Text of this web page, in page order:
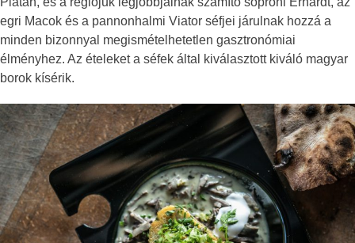
egri Macok és a pannonhalmi Viator séfjei járulnak hozzá a
minden bizonnyal megismételhetetlen gasztronómiai
élményhez. Az ételeket a séfek által kiválasztott kiváló magyar
borok kísérik.